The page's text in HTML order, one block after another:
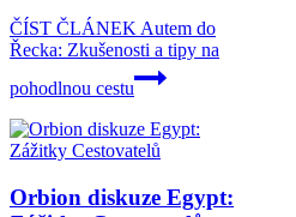
ČÍST ČLÁNEK Autem do
Řecka: Zkušenosti a tipy na
pohodlnou cestu
Orbion diskuze Egypt: